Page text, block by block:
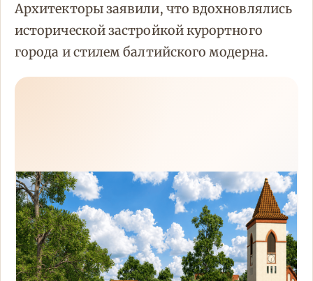
Архитекторы заявили, что вдохновлялись
исторической застройкой курортного
города и стилем балтийского модерна.